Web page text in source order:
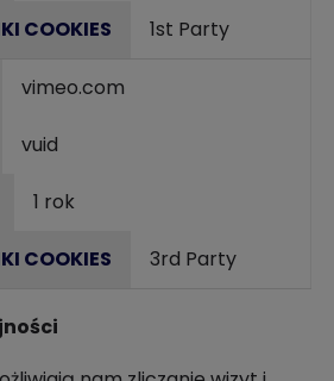
1st Party
vimeo.com
vuid
1 rok
3rd Party